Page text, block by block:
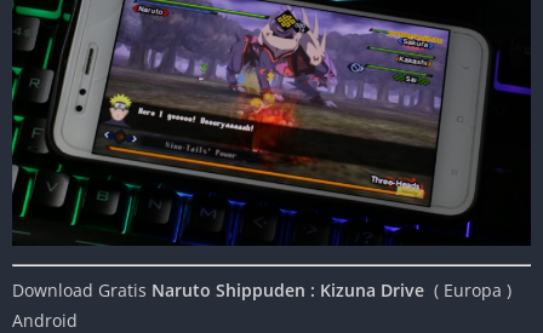
Download Gratis Naruto Shippuden : Kizuna Drive ( Europa )
Android